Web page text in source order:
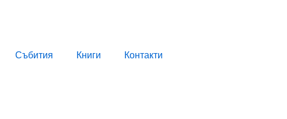
Събития Книги Контакти